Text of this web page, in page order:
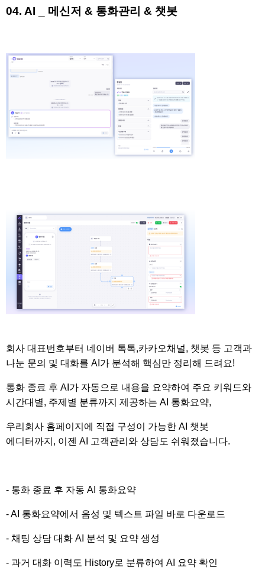
04. AI _ 메신저 & 통화관리 & 챗봇
회사 대표번호부터 네이버 톡톡,카카오채널, 챗봇 등 고객과
나눈 문의 및 대화를 AI가 분석해 핵심만 정리해 드려요!
통화 종료 후 AI가 자동으로 내용을 요약하여 주요 키워드와
시간대별, 주제별 분류까지 제공하는 AI 통화요약,
우리회사 홈페이지에 직접 구성이 가능한 AI 챗봇
에디터까지, 이젠 AI 고객관리와 상담도 쉬워졌습니다.
- 통화 종료 후 자동 AI 통화요약
- AI 통화요약에서 음성 및 텍스트 파일 바로 다운로드
- 채팅 상담 대화 AI 분석 및 요약 생성
- 과거 대화 이력도 History로 분류하여 AI 요약 확인